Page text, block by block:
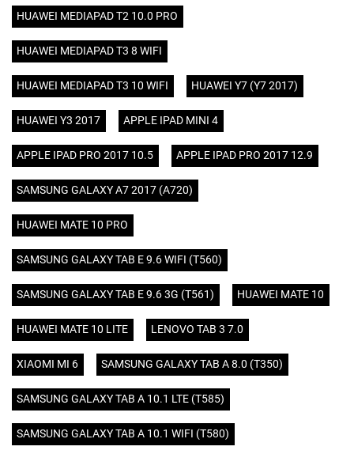
HUAWEI MEDIAPAD T2 10.0 PRO
HUAWEI MEDIAPAD T3 8 WIFI
HUAWEI MEDIAPAD T3 10 WIFI HUAWEI Y7 (Y7 2017)
HUAWEI Y3 2017 APPLE IPAD MINI 4
APPLE IPAD PRO 2017 10.5 APPLE IPAD PRO 2017 12.9
SAMSUNG GALAXY A7 2017 (A720)
HUAWEI MATE 10 PRO
SAMSUNG GALAXY TAB E 9.6 WIFI (T560)
SAMSUNG GALAXY TAB E 9.6 3G (T561) HUAWEI MATE 10
HUAWEI MATE 10 LITE LENOVO TAB 3 7.0
XIAOMI MI 6 SAMSUNG GALAXY TAB A 8.0 (T350)
SAMSUNG GALAXY TAB A 10.1 LTE (T585)
SAMSUNG GALAXY TAB A 10.1 WIFI (T580)